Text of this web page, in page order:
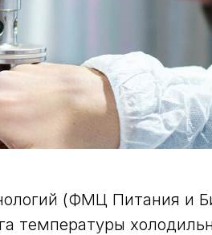
(ФМЦ Питания и
температуры